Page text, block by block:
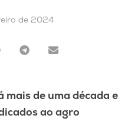
de 2024
de uma década e
ao agro